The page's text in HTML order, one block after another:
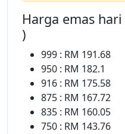
Harga emas
)
999 : RM 191.68
950 : RM 182.1
916 : RM 175.58
875 : RM 167.72
835 : RM 160.05
750 : RM 143.76